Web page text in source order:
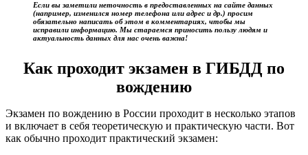
Если вы заметили неточность в предоставленных на сайте данных
(например, изменился номер телефона или адрес и др.) просим
обязательно написать об этом в комментариях, чтобы мы
исправили информацию. Мы стараемся приносить пользу людям и
актуальность данных для нас очень важна!
Как проходит экзамен в ГИБДД по
вождению
Экзамен по вождению в России проходит в несколько этапов
и включает в себя теоретическую и практическую части. Вот
как обычно проходит практический экзамен: